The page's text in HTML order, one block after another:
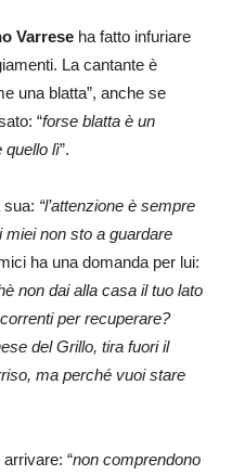
Varrese ha fatto infuriare
La cantante è
una blatta”, anche se
“forse blatta è un
quello lì”.
sua: “l’attenzione è sempre
non sto a guardare
ha una domanda per lui:
non dai alla casa il tuo lato
per recuperare?
del Grillo, tira fuori il
ma perché vuoi stare
arrivare: “non comprendono